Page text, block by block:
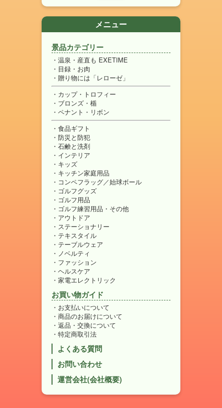
メニュー
景品カテゴリー
温泉・産直も EXETIME
目録・お肉
贈り物には「レローゼ」
カップ・トロフィー
ブロンズ・楯
ペナント・リボン
食品ギフト
防災と防犯
石鹸と洗剤
インテリア
キッズ
キッチン家庭用品
コンペフラッグ／始球ボール
ゴルフグッズ
ゴルフ用品
ゴルフ練習用品・その他
アウトドア
ステーショナリー
テキスタイル
テーブルウェア
ノベルティ
ファッション
ヘルスケア
家電エレクトリック
お買い物ガイド
お支払いについて
商品のお届けについて
返品・交換について
特定商取引法
よくある質問
お問い合わせ
運営会社(会社概要)